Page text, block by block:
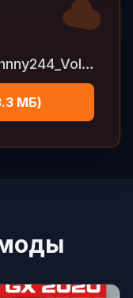
Rigid_Addon_for_johnny244_Volvo_FH3_by_Kast_1_54
МБ)